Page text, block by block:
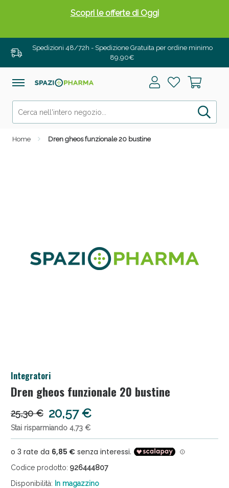
Spedizioni 48/72h - Spedizione Gratuita per ordine minimo
89,90€
Home Dren gheos funzionale 20 bustine
Integratori
Dren gheos funzionale 20 bustine
25,30 € 20,57 €
Stai risparmiando 4,73 €
Codice prodotto: 926444807
Disponibilità: In magazzino
Scopri le offerte di Oggi
Salini e Multivitaminici: oggi Sconto extra fino al